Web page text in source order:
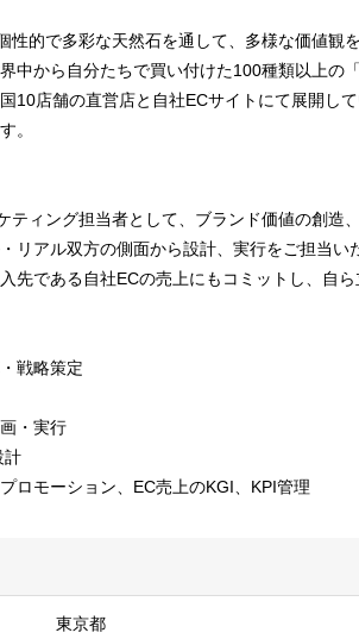
的で多彩な天然石を通して、多様な価値観
中から自分たちで買い付けた100種類以上の
10店舗の直営店と自社ECサイトにて展開し
。
ティング担当者として、ブランド価値の創造
リアル双方の側面から設計、実行をご担当い
先である自社ECの売上にもコミットし、自
戦略策定
・実行
計
ロモーション、EC売上のKGI、KPI管理
東京都